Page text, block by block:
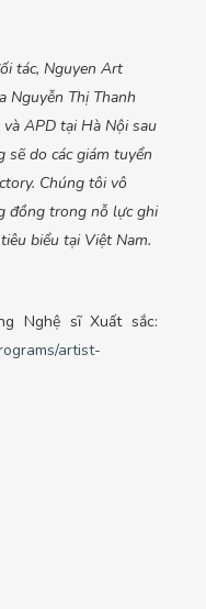
tác, Nguyen Art
Nguyễn Thị Thanh
APD tại Hà Nội sau
sẽ do các giám tuyển
Chúng tôi vô
đồng trong nỗ lực ghi
biểu tại Việt Nam.
Nghệ sĩ Xuất sắc:
artist-